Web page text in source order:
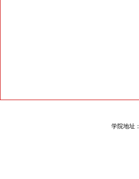
学院地址